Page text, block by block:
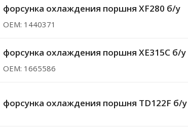
форсунка охлаждения поршня XF280 б/у
ОЕМ: 1440371
форсунка охлаждения поршня XE315C б/у
ОЕМ: 1665586
форсунка охлаждения поршня TD122F б/у